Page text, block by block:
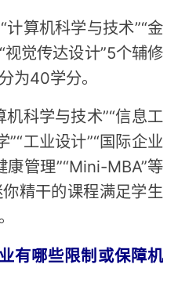
计算机科学与技术”“金
视觉传达设计”5个辅修
为40学分。
机科学与技术”“信息工
”“工业设计”“国际企业
康管理”“Mini-MBA”等
精干的课程满足学生
有哪些限制或保障机